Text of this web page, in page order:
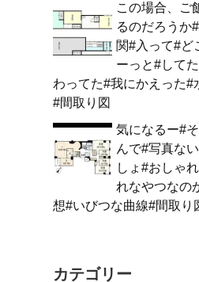
この場合、ご
るのだろうか
関#入って#ど
ーっと#して
わってた#我にかえった#
#間取り図
気になるー#
んで#写真な
しょ#おしゃ
れなやつなの
想#いびつな曲線#間取り
カテゴリー